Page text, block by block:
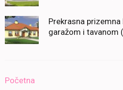
Prekrasna
garažom i tavanom
Početna